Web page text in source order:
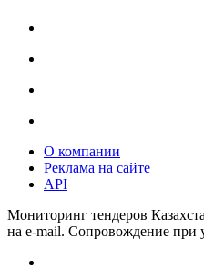
О компании
Реклама на сайте
API
Мониторинг тендеров
на e-mail. Сопровождение при